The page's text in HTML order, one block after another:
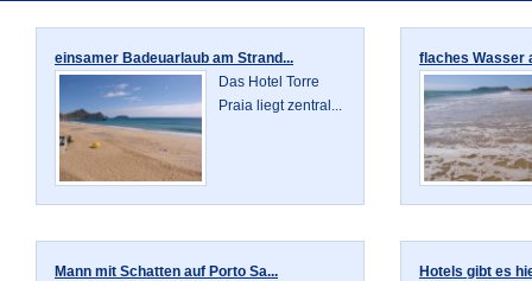
einsamer Badeuarlaub am Strand...
Das Hotel Torre
Praia liegt zentral...
flaches Wasser
Mann mit Schatten auf Porto Sa...
Hotels gibt es